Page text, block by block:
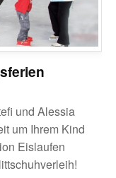
und Alessia
um Ihrem Kind
Eislaufen